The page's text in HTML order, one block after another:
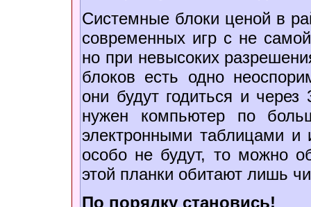
Системные блоки ценой в
современных игр с не
но при невысоких
блоков есть одно
они будут годиться и
нужен компьютер по
электронными таблицами и
особо не будут, то можно
этой планки обитают лишь
По порядку становись!